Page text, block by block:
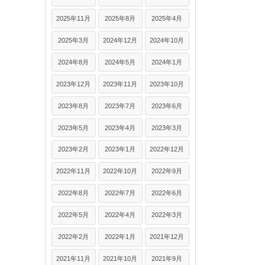
2025年11月 2025年8月 2025年4月
2025年3月 2024年12月 2024年10月
2024年8月 2024年5月 2024年1月
2023年12月 2023年11月 2023年10月
2023年8月 2023年7月 2023年6月
2023年5月 2023年4月 2023年3月
2023年2月 2023年1月 2022年12月
2022年11月 2022年10月 2022年9月
2022年8月 2022年7月 2022年6月
2022年5月 2022年4月 2022年3月
2022年2月 2022年1月 2021年12月
2021年11月 2021年10月 2021年9月